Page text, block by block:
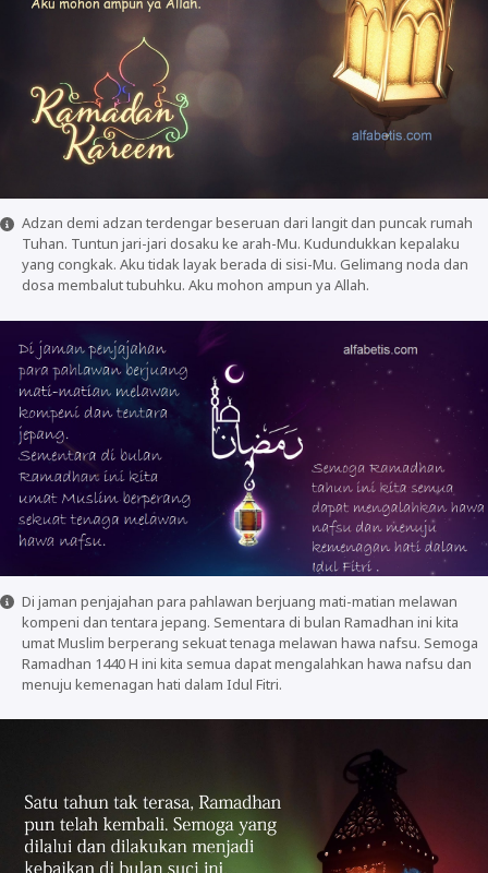
Adzan demi adzan terdengar beseruan dari langit dan puncak rumah
Tuhan. Tuntun jari-jari dosaku ke arah-Mu. Kudundukkan kepalaku
yang congkak. Aku tidak layak berada di sisi-Mu. Gelimang noda dan
dosa membalut tubuhku. Aku mohon ampun ya Allah.
Di jaman penjajahan para pahlawan berjuang mati-matian melawan
kompeni dan tentara jepang. Sementara di bulan Ramadhan ini kita
umat Muslim berperang sekuat tenaga melawan hawa nafsu. Semoga
Ramadhan 1440 H ini kita semua dapat mengalahkan hawa nafsu dan
menuju kemenagan hati dalam Idul Fitri.